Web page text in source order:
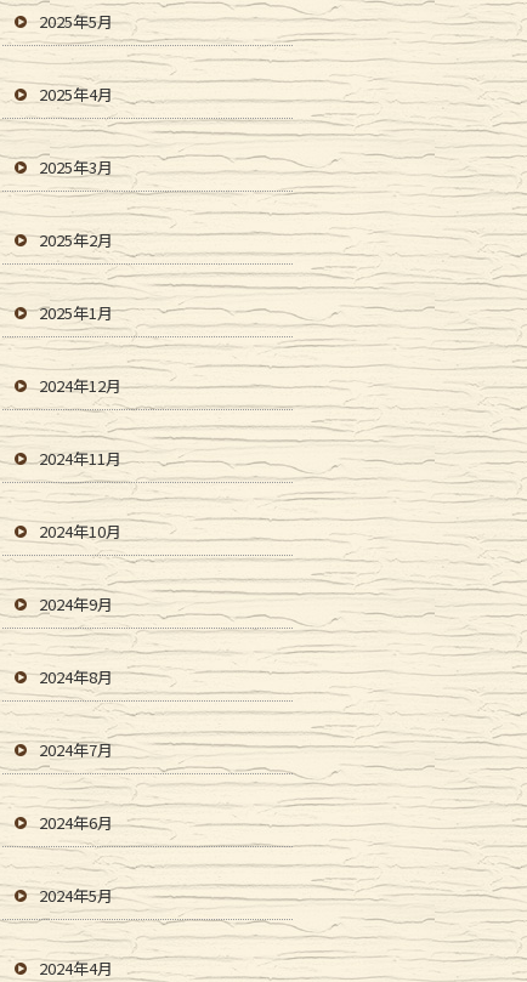
2025年5月
2025年4月
2025年3月
2025年2月
2025年1月
2024年12月
2024年11月
2024年10月
2024年9月
2024年8月
2024年7月
2024年6月
2024年5月
2024年4月